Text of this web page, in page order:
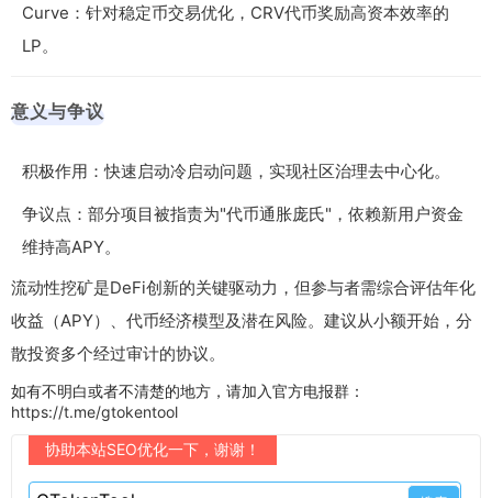
Curve：针对稳定币交易优化，CRV代币奖励高资本效率的
LP。
意义与争议
积极作用：快速启动冷启动问题，实现社区治理去中心化。
争议点：部分项目被指责为"代币通胀庞氏"，依赖新用户资金
维持高APY。
流动性挖矿是DeFi创新的关键驱动力，但参与者需综合评估年化
收益（APY）、代币经济模型及潜在风险。建议从小额开始，分
散投资多个经过审计的协议。
如有不明白或者不清楚的地方，请加入官方电报群：
https://t.me/gtokentool
协助本站SEO优化一下，谢谢！